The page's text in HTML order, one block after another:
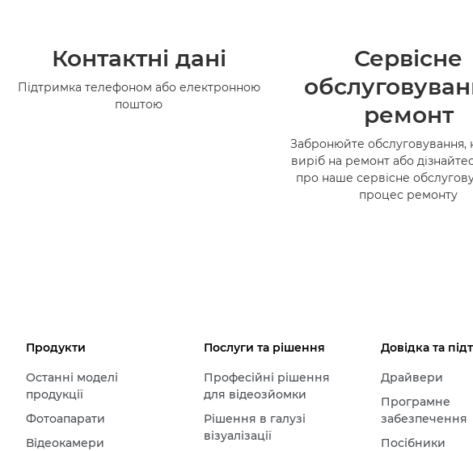
Контактні дані
Підтримка телефоном або електронною
поштою
Сервісне
ремонт
Забронюйте обслуговування,
виріб на ремонт або
про наше сервісне
процес ремонту
Продукти
Останні моделі
продукції
Фотоапарати
Відеокамери
Послуги та рішення
Професійні рішення
для відеозйомки
Рішення в галузі
візуалізації
Довідка та
Драйвери
Програмне
забезпечення
Посібники